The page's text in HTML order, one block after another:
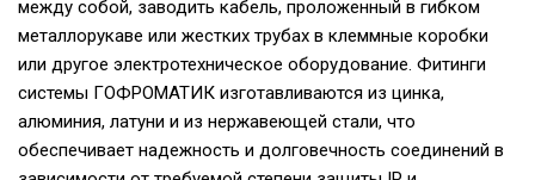
между собой, заводить кабель, проложенный в гибком
металлорукаве или жестких трубах в клеммные коробки
или другое электротехническое оборудование. Фитинги
системы ГОФРОМАТИК изготавливаются из цинка,
алюминия, латуни и из нержавеющей стали, что
обеспечивает надежность и долговечность соединений в